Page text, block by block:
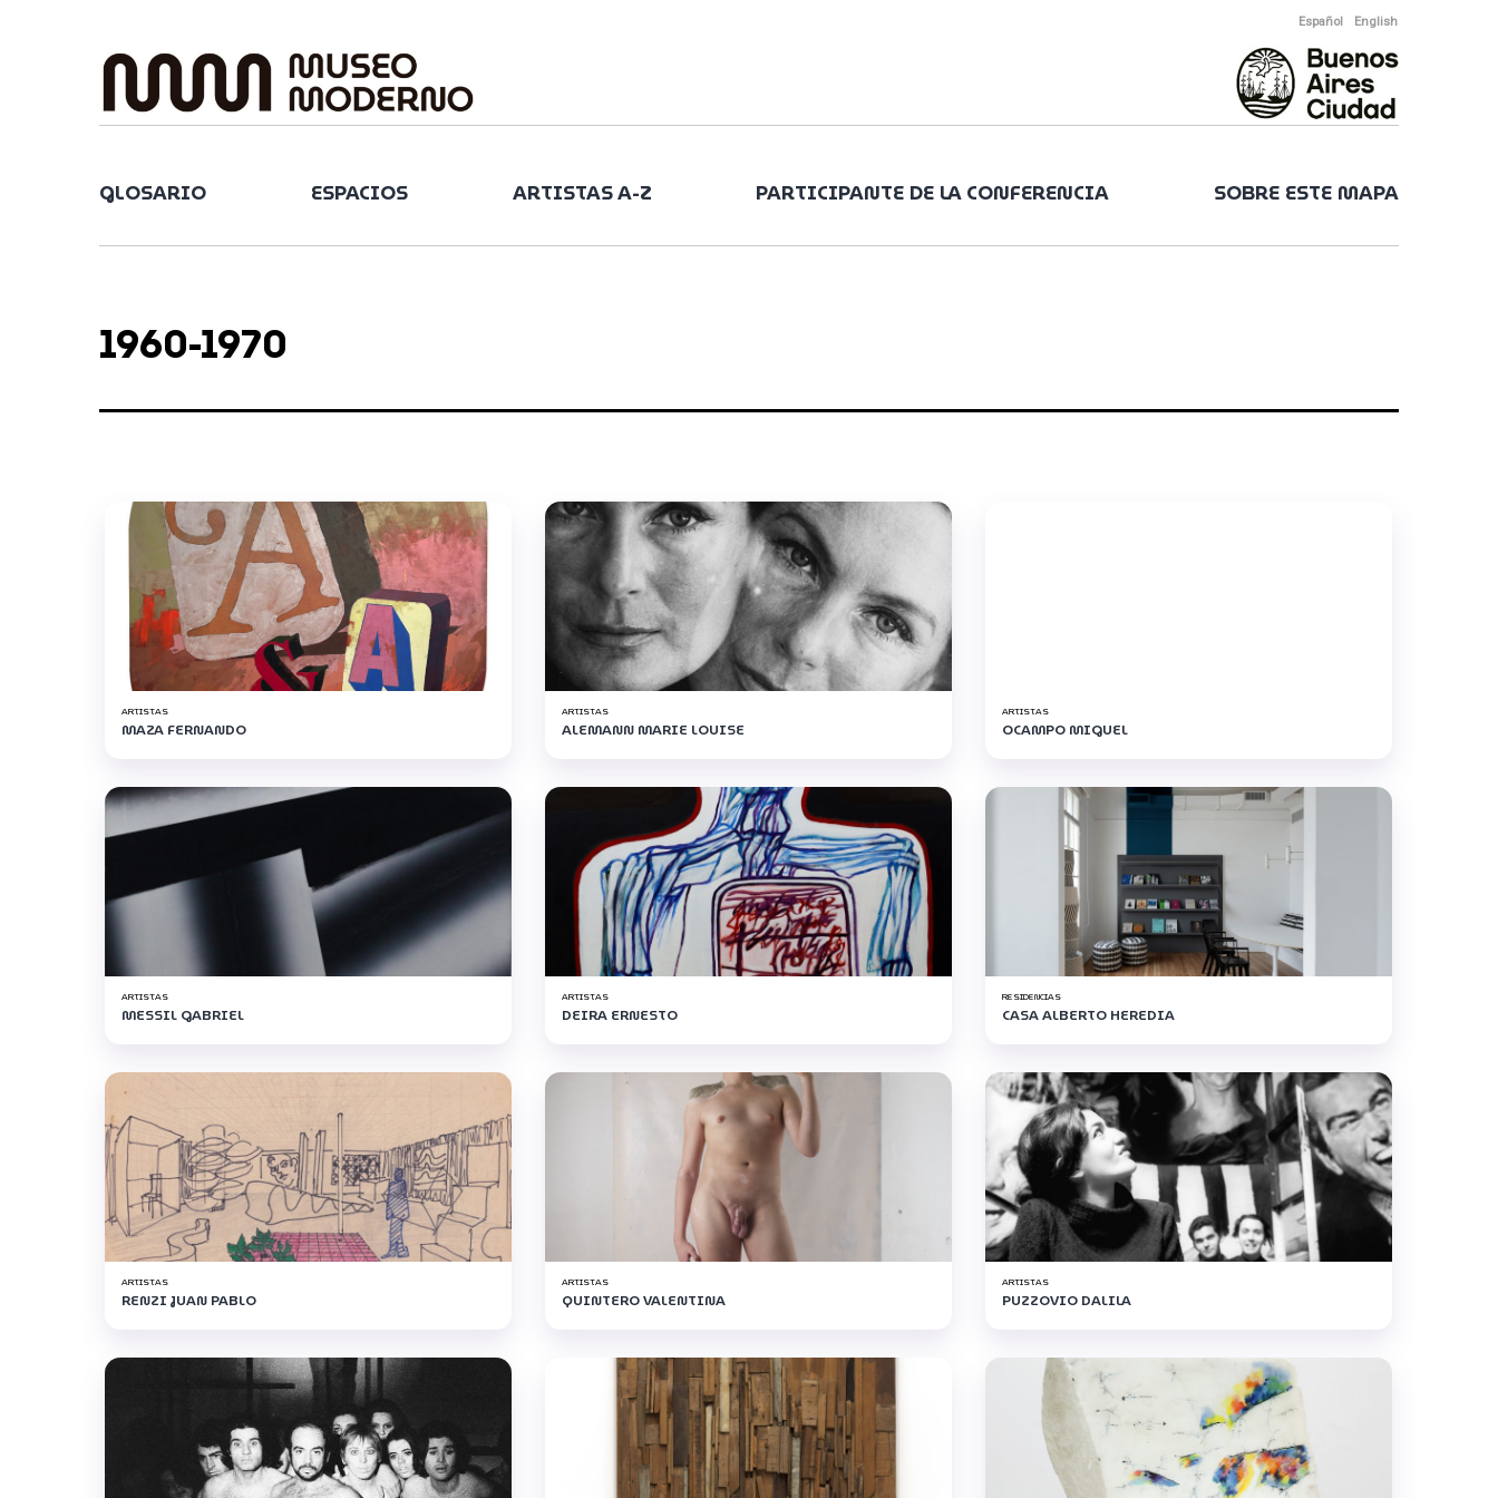
Español English
GLOSARIO ESPACIOS ARTISTAS A-Z PARTICIPANTE DE LA CONFERENCIA SOBRE ESTE MAPA
1960-1970
ARTISTAS
MAZA FERNANDO
ARTISTAS
ALEMANN MARIE LOUISE
ARTISTAS
OCAMPO MIGUEL
ARTISTAS
MESSIL GABRIEL
ARTISTAS
DEIRA ERNESTO
RESIDENCIAS
CASA ALBERTO HEREDIA
ARTISTAS
RENZI JUAN PABLO
ARTISTAS
QUINTERO VALENTINA
ARTISTAS
PUZZOVIO DALILA